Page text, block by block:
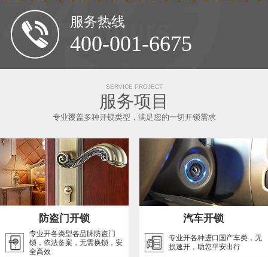
服务热线
400-001-6675
SERVICE PROJECT
服务项目
专业覆盖多种开锁类型，满足您的一切开锁需求
防盗门开锁
专业开各类型各品牌防盗门
锁，依法备案，无需换锁，安
全高效
汽车开锁
专业开各种进口国产车类，无
损速开，助您平安出行